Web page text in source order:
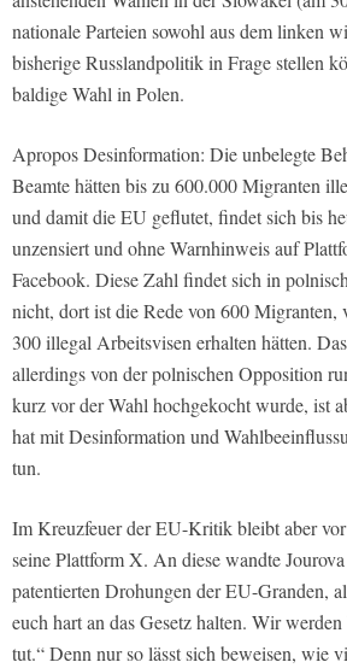
nationale Parteien sowohl aus dem linken
bisherige Russlandpolitik in Frage stellen
baldige Wahl in Polen.
Apropos Desinformation: Die unbelegte
Beamte hätten bis zu 600.000 Migranten
und damit die EU geflutet, findet sich bis
unzensiert und ohne Warnhinweis auf
Facebook. Diese Zahl findet sich in
nicht, dort ist die Rede von 600 Migranten,
300 illegal Arbeitsvisen erhalten hätten.
allerdings von der polnischen Opposition
kurz vor der Wahl hochgekocht wurde, ist
hat mit Desinformation und
tun.
Im Kreuzfeuer der EU-Kritik bleibt aber
seine Plattform X. An diese wandte
patentierten Drohungen der EU-Granden,
euch hart an das Gesetz halten. Wir
tut.“ Denn nur so lässt sich beweisen, wie